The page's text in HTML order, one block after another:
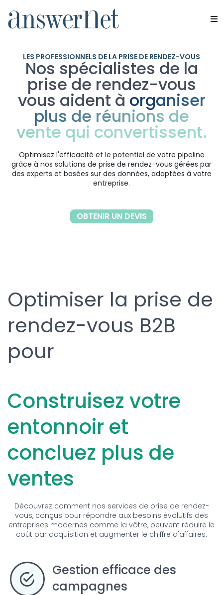
Industries
Ressources
À propos de nous
VOUS
LES PROFESSIONNELS DE LA PRISE DE RENDEZ-VOUS
Nos spécialistes de la
prise de rendez-vous
vous aident à organiser
plus de réunions de
vente qui convertissent.
Optimisez l'efficacité et le potentiel de votre pipeline
grâce à nos solutions de prise de rendez-vous gérées par
des experts et basées sur des données, adaptées à votre
entreprise.
OBTENIR UN DEVIS
Optimiser la prise de
rendez-vous B2B
pour
Construisez votre
entonnoir et
concluez plus de
ventes
Découvrez comment nos services de prise de rendez-
vous, conçus pour répondre aux besoins évolutifs des
entreprises modernes comme la vôtre, peuvent réduire le
coût par acquisition et augmenter le chiffre d'affaires.
Gestion efficace des
campagnes